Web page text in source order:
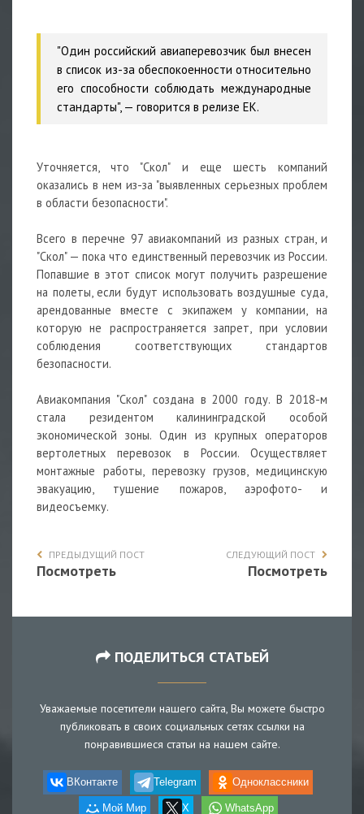
"Один российский авиаперевозчик был внесен
в список из-за обеспокоенности относительно
его способности соблюдать международные
стандарты", — говорится в релизе ЕК.
Уточняется, что "Скол" и еще шесть компаний
оказались в нем из-за "выявленных серьезных проблем
в области безопасности".
Всего в перечне 97 авиакомпаний из разных стран, и
"Скол" — пока что единственный перевозчик из России.
Попавшие в этот список могут получить разрешение
на полеты, если будут использовать воздушные суда,
арендованные вместе с экипажем у компании, на
которую не распространяется запрет, при условии
соблюдения соответствующих стандартов
безопасности.
Авиакомпания "Скол" создана в 2000 году. В 2018-м
стала резидентом калининградской особой
экономической зоны. Один из крупных операторов
вертолетных перевозок в России. Осуществляет
монтажные работы, перевозку грузов, медицинскую
эвакуацию, тушение пожаров, аэрофото- и
видеосъемку.
ПРЕДЫДУЩИЙ ПОСТ
Посмотреть
СЛЕДУЮЩИЙ ПОСТ
Посмотреть
ПОДЕЛИТЬСЯ СТАТЬЕЙ
Уважаемые посетители нашего сайта, Вы можете быстро
публиковать в своих социальных сетях ссылки на
понравившиеся статьи на нашем сайте.
ВКонтакте Telegram Одноклассники
Мой Мир X WhatsApp